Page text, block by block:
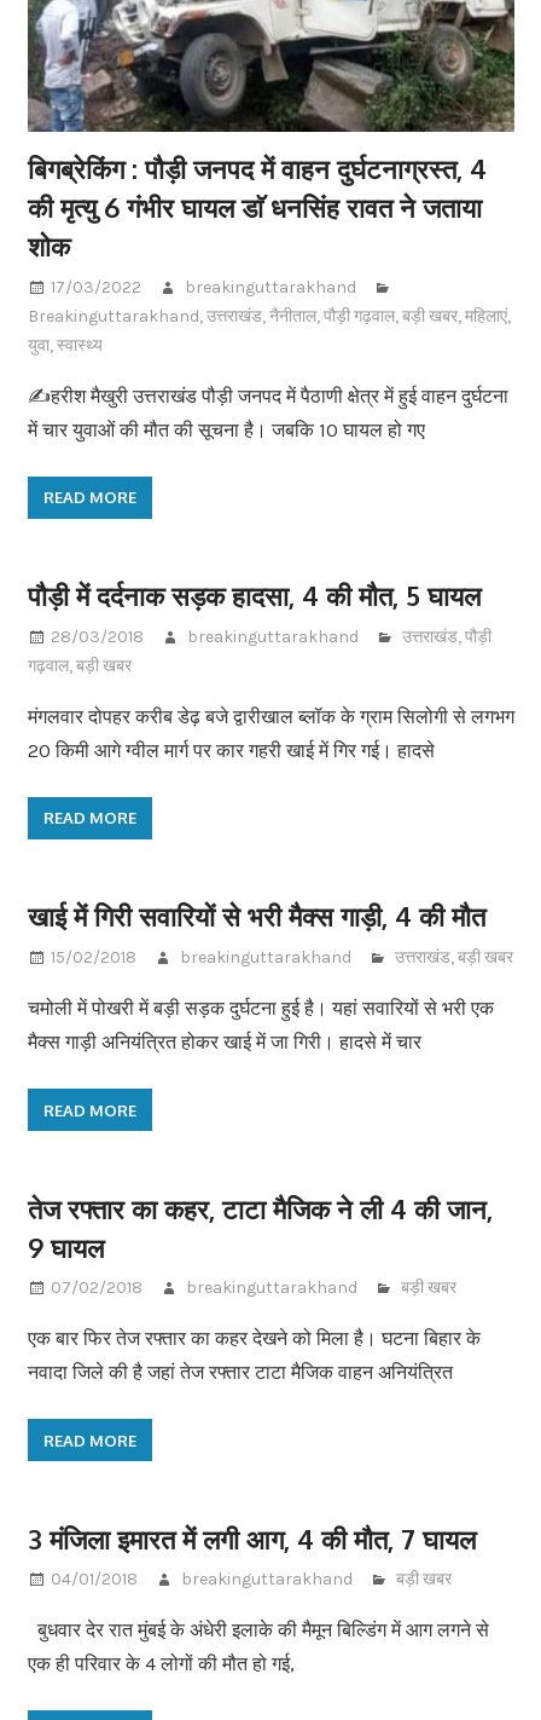
बिगब्रेकिंग : पौड़ी जनपद में वाहन दुर्घटनाग्रस्त, 4
की मृत्यु 6 गंभीर घायल डाॅ धनसिंह रावत ने जताया
शोक
17/03/2022
breakinguttarakhand
Breakinguttarakhand,उत्तराखंड,नैनीताल,पौड़ी गढ़वाल,बड़ी खबर,महिलाएं,
युवा,स्वास्थ्य
✍️हरीश मैखुरी उत्तराखंड पौड़ी जनपद में पैठाणी क्षेत्र में हुई वाहन दुर्घटना
में चार युवाओं की मौत की सूचना है। जबकि 10 घायल हो गए
READ MORE
पौड़ी में दर्दनाक सड़क हादसा, 4 की मौत, 5 घायल
28/03/2018 breakinguttarakhand उत्तराखंड,पौड़ी
गढ़वाल,बड़ी खबर
मंगलवार दोपहर करीब डेढ़ बजे द्वारीखाल ब्लॉक के ग्राम सिलोगी से लगभग
20 किमी आगे ग्वील मार्ग पर कार गहरी खाई में गिर गई। हादसे
READ MORE
खाई में गिरी सवारियों से भरी मैक्स गाड़ी, 4 की मौत
15/02/2018 breakinguttarakhand उत्तराखंड,बड़ी खबर
चमोली में पोखरी में बड़ी सड़क दुर्घटना हुई है। यहां सवारियों से भरी एक
मैक्स गाड़ी अनियंत्रित होकर खाई में जा गिरी। हादसे में चार
READ MORE
तेज रफ्तार का कहर, टाटा मैजिक ने ली 4 की जान,
9 घायल
07/02/2018 breakinguttarakhand बड़ी खबर
एक बार फिर तेज रफ्तार का कहर देखने को मिला है। घटना बिहार के
नवादा जिले की है जहां तेज रफ्तार टाटा मैजिक वाहन अनियंत्रित
READ MORE
3 मंजिला इमारत में लगी आग, 4 की मौत, 7 घायल
04/01/2018 breakinguttarakhand बड़ी खबर
बुधवार देर रात मुंबई के अंधेरी इलाके की मैमून बिल्डिंग में आग लगने से
एक ही परिवार के 4 लोगों की मौत हो गई,